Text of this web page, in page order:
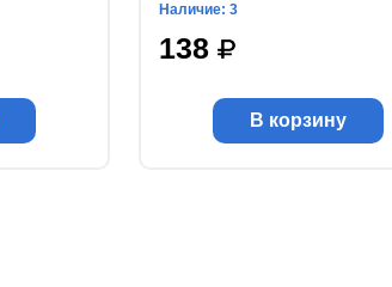
Наличие: 3
138
В корзину